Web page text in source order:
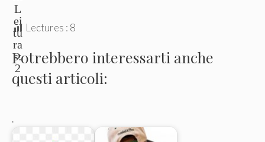
L
ei
tu
ra
s:
2
Lectures : 8
Potrebbero interessarti anche
questi articoli:
.